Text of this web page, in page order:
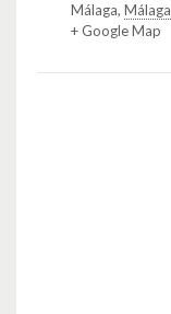
Málaga, Málaga
+ Google Map